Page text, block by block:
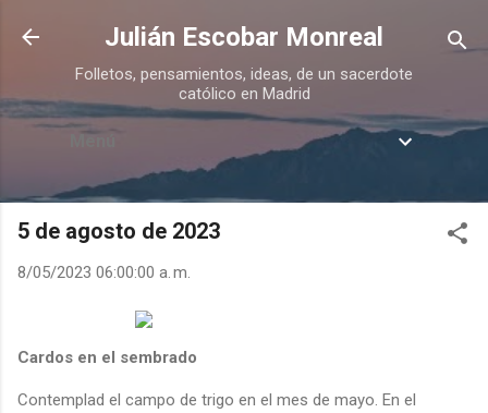
Ir al contenido principal
Julián Escobar Monreal
Folletos, pensamientos, ideas, de un sacerdote
católico en Madrid
Menú
5 de agosto de 2023
8/05/2023 06:00:00 a. m.
Cardos en el sembrado
Contemplad el campo de trigo en el mes de mayo. En el